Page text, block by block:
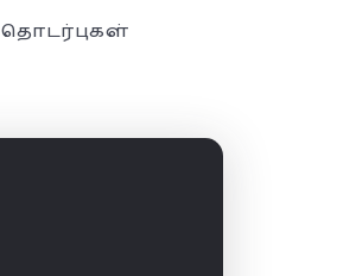
தொடர்புகள்